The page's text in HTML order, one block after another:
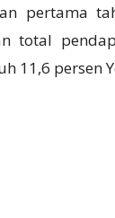
pertama
total
11,6 persen